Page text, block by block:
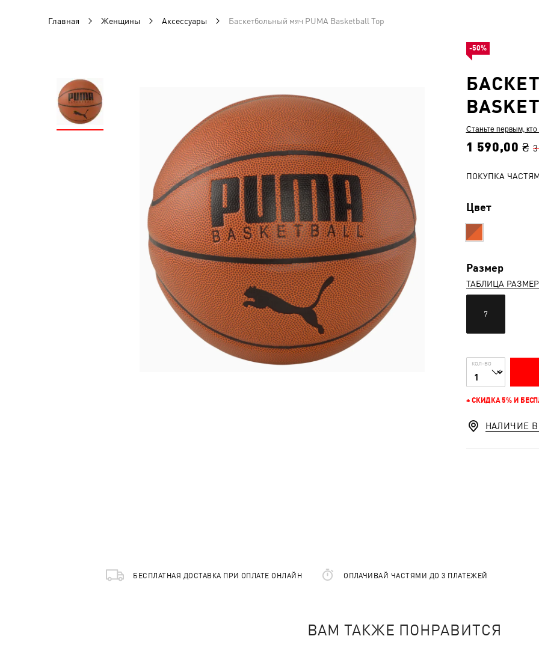
Главная Женщины Аксессуары Баскетбольный мяч PUMA Basketball Top
Станьте первым,
1 590,00 ₴
ПОКУПКА
Цвет
Размер
ТАБЛИЦА
7
КОЛ-ВО
+ СКИДКА 5% И
-50%
НАЛИЧИЕ
БЕСПЛАТНАЯ ДОСТАВКА ПРИ ОПЛАТЕ ОНЛАЙН ОПЛАЧИВАЙ ЧАСТЯМИ ДО 3 ПЛАТЕЖЕЙ
ВАМ ТАКЖЕ ПОНРАВИТСЯ